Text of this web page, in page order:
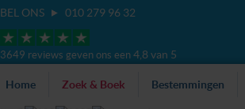
BEL ONS 010 279 96 32
3649 reviews geven ons een 4,8 van 5
Home Zoek & Boek Bestemmingen